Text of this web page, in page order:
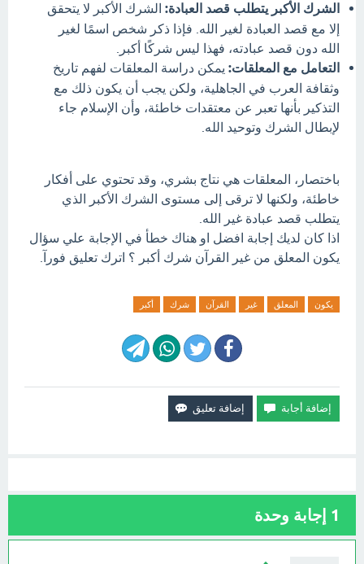
الشرك الأكبر يتطلب قصد العبادة: الشرك الأكبر لا يتحقق
إلا مع قصد العبادة لغير الله. فإذا ذكر شخص اسمًا لغير
الله دون قصد عبادته، فهذا ليس شركًا أكبر.
التعامل مع المعلقات: يمكن دراسة المعلقات لفهم تاريخ
وثقافة العرب في الجاهلية، ولكن يجب أن يكون ذلك مع
التذكير بأنها تعبر عن معتقدات خاطئة، وأن الإسلام جاء
لإبطال الشرك وتوحيد الله.
باختصار، المعلقات هي نتاج بشري، وقد تحتوي على أفكار
خاطئة، ولكنها لا ترقى إلى مستوى الشرك الأكبر الذي
يتطلب قصد عبادة غير الله.
اذا كان لديك إجابة افضل او هناك خطأ في الإجابة علي سؤال
يكون المعلق من غير القرآن شرك أكبر ؟ اترك تعليق فورآ.
يكون المعلق غير القرآن شرك أكبر
1 إجابة وحدة